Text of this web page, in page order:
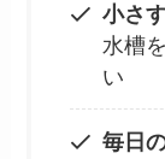
小さ
水槽
い
毎日